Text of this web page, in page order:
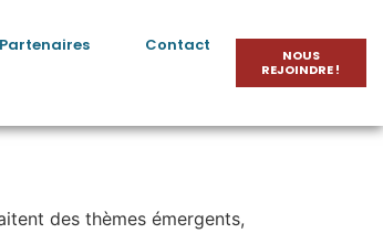
Contact
NOUS
REJOINDRE !
des thèmes émergents,